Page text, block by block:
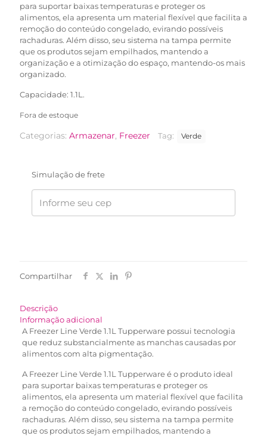
para suportar baixas temperaturas e proteger os
alimentos, ela apresenta um material flexível que facilita a
remoção do conteúdo congelado, evirando possíveis
rachaduras. Além disso, seu sistema na tampa permite
que os produtos sejam empilhados, mantendo a
organização e a otimização do espaço, mantendo-os mais
organizado.
Capacidade: 1.1L.
Fora de estoque
Categorias: Armazenar, Freezer Tag: Verde
Simulação de frete
Compartilhar
Descrição
Informação adicional
A Freezer Line Verde 1.1L Tupperware possui tecnologia
que reduz substancialmente as manchas causadas por
alimentos com alta pigmentação.
A Freezer Line Verde 1.1L Tupperware é o produto ideal
para suportar baixas temperaturas e proteger os
alimentos, ela apresenta um material flexível que facilita
a remoção do conteúdo congelado, evirando possíveis
rachaduras. Além disso, seu sistema na tampa permite
que os produtos sejam empilhados, mantendo a